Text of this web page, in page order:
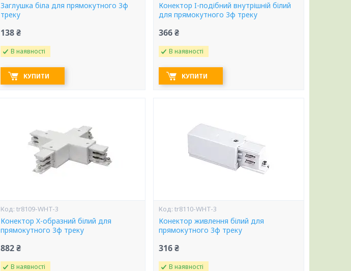
Заглушка біла для прямокутного 3ф
треку
138 ₴
В наявності
КУПИТИ
Конектор I-подібний внутрішній білий
для прямокутного 3ф треку
366 ₴
В наявності
КУПИТИ
tr8109-WHT-3
Конектор X-образний білий для
прямокутного 3ф треку
882 ₴
В наявності
tr8110-WHT-3
Конектор живлення білий для
прямокутного 3ф треку
316 ₴
В наявності